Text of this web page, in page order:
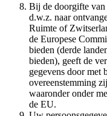
Bij de doorgifte van
d.w.z. naar
Ruimte of
de Europese
bieden (derde
bieden), geeft de
gegevens door met
overeenstemming
waaronder onder
de EU.